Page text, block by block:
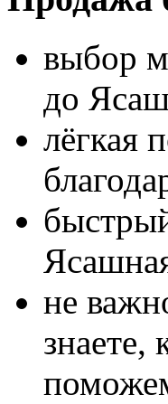
выбор
до
лёгкая
не
знаете,